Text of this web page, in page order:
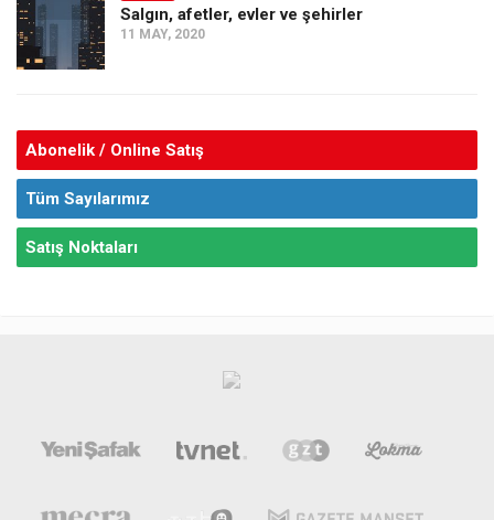
Salgın, afetler, evler ve şehirler
11 MAY, 2020
Abonelik / Online Satış
Tüm Sayılarımız
Satış Noktaları